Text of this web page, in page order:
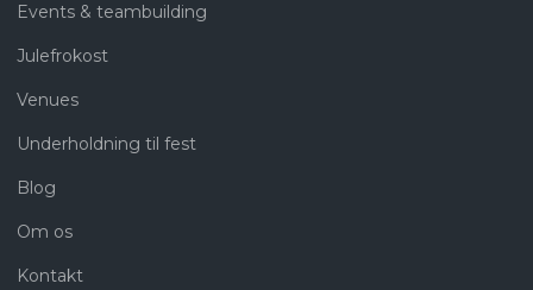
Events & teambuilding
Julefrokost
Venues
Underholdning til fest
Blog
Om os
Kontakt